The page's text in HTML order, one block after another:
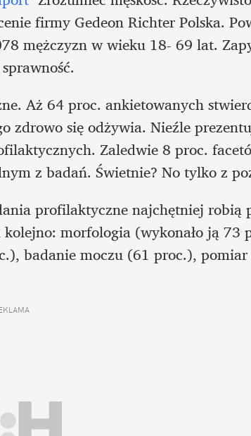
firmy Gedeon Richter Polska.
mężczyzn w wieku 18- 69 lat.
Aż 64 proc. ankietowanych
zdrowo się odżywia. Nieźle
Zaledwie 8 proc.
z badań. Świetnie? No tylko z
profilaktyczne najchętniej robią
morfologia (wykonało ją 73
badanie moczu (61 proc.),